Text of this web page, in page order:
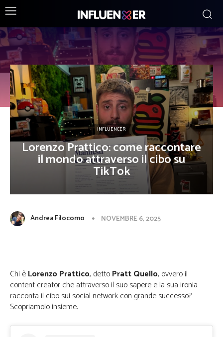
DISCOVER
INFLUENCER
Lorenzo Prattico: come raccontare
il mondo attraverso il cibo su
TikTok
Andrea Filocomo NOVEMBRE 6, 2025
Chi èLorenzo Prattico, dettoPratt Quello, ovvero il
content creator che attraverso il suo sapere e la sua ironia
racconta il cibo sui social network con grande successo?
Scopriamolo insieme.